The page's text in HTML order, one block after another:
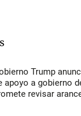
Trump
apoyo a gobierno
revisar